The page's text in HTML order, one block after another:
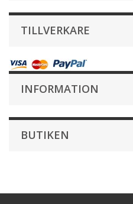
TILLVERKARE
INFORMATION
BUTIKEN